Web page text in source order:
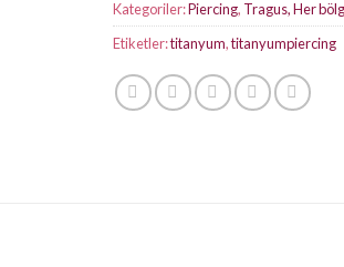
Kategoriler:Piercing, Tragus, Her
Etiketler:titanyum,titanyumpiercing